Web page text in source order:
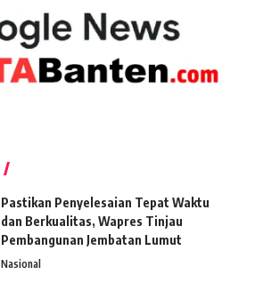
Pastikan Penyelesaian Tepat Waktu
dan Berkualitas, Wapres Tinjau
Pembangunan Jembatan Lumut
Nasional